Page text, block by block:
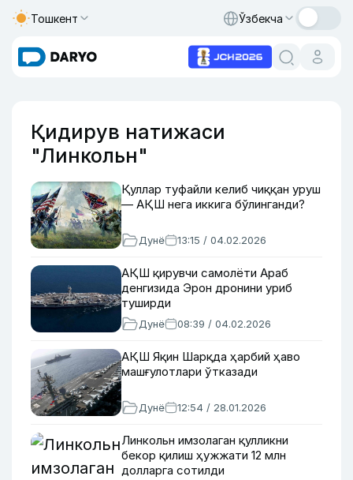
Тошкент Ўзбекча
Қидирув натижаси
"Линкольн"
Қуллар туфайли келиб чиққан уруш
— АҚШ нега иккига бўлинганди?
Дунё 13:15 / 04.02.2026
АҚШ қирувчи самолёти Араб
денгизида Эрон дронини уриб
туширди
Дунё 08:39 / 04.02.2026
АҚШ Яқин Шарқда ҳарбий ҳаво
машғулотлари ўтказади
Дунё 12:54 / 28.01.2026
Линкольн имзолаган қулликни
бекор қилиш ҳужжати 12 млн
долларга сотилди